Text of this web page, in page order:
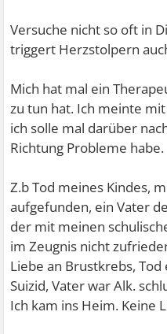
Versuche nicht so oft in
triggert Herzstolpern
Mich hat mal ein
zu tun hat. Ich meinte
ich solle mal darüber
Richtung Probleme habe.
Z.b Tod meines Kindes,
aufgefunden, ein Vater
der mit meinen
im Zeugnis nicht
Liebe an Brustkrebs,
Suizid, Vater war Alk.
Ich kam ins Heim. Keine